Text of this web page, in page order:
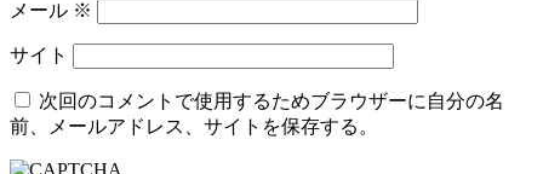
メール ※
サイト
次回のコメントで使用するためブラウザーに自分の名
前、メールアドレス、サイトを保存する。